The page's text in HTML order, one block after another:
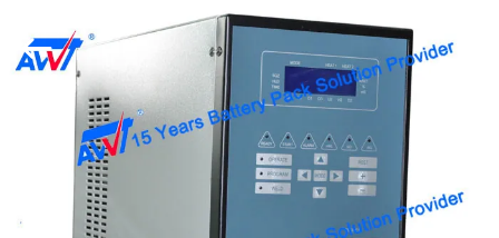
HEIM
PRODUKTE
Equipment
Co.,Ltd.